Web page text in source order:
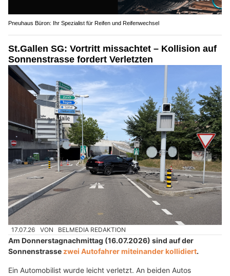
Pneuhaus Büron: Ihr Spezialist für Reifen und Reifenwechsel
St.Gallen SG: Vortritt missachtet – Kollision auf
Sonnenstrasse fordert Verletzten
17.07.26 VON BELMEDIA REDAKTION
Am Donnerstagnachmittag (16.07.2026) sind auf der
Sonnenstrasse zwei Autofahrer miteinander kollidiert.
Ein Automobilist wurde leicht verletzt. An beiden Autos